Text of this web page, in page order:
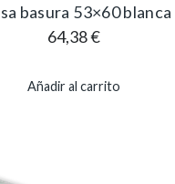
basura 53×60 blanca
64,38€
Añadir al carrito